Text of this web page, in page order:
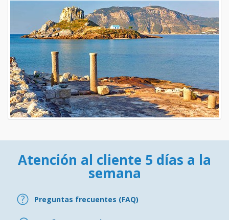
Atención al cliente 5 días a la
semana
Preguntas frecuentes (FAQ)